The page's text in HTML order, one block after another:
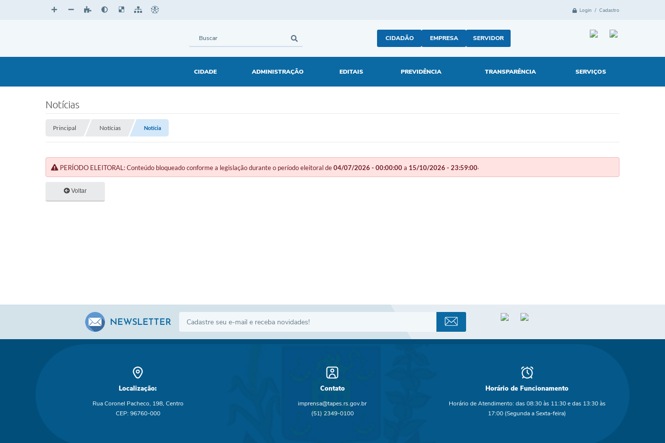
Login / Cadastro
CIDADÃO EMPRESA SERVIDOR
CIDADE ADMINISTRAÇÃO EDITAIS PREVIDÊNCIA TRANSPARÊNCIA SERVIÇOS
Notícias
Principal Notícias Notícia
PERÍODO ELEITORAL: Conteúdo bloqueado conforme a legislação durante o período eleitoral de04/07/2026 - 00:00:00a 15/10/2026 - 23:59:00.
Voltar
NEWSLETTER
Localização:
Rua Coronel Pacheco, 198, Centro
CEP: 96760-000
Contato
imprensa@tapes.rs.gov.br
(51) 2349-0100
Horário de Funcionamento
Horário de Atendimento: das 08:30 às 11:30 e das 13:30 às
17:00 (Segunda a Sexta-feira)